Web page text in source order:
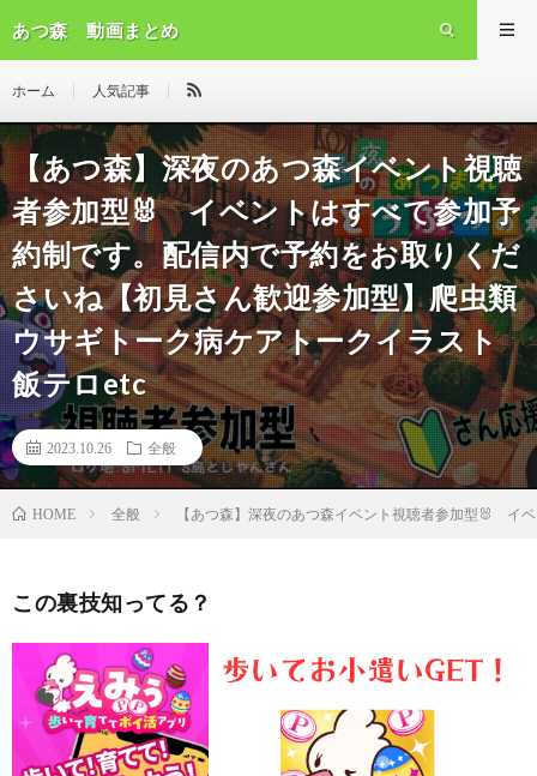
あつ森 動画まとめ
ホーム 人気記事
【あつ森】深夜のあつ森イベント視聴
者参加型🐰 イベントはすべて参加予
約制です。配信内で予約をお取りくだ
さいね【初見さん歓迎参加型】爬虫類
ウサギトーク病ケアトークイラスト
飯テロetc
2023.10.26 全般
HOME 全般 【あつ森】深夜のあつ森イベント視聴者参加型🐰 イ
この裏技知ってる？